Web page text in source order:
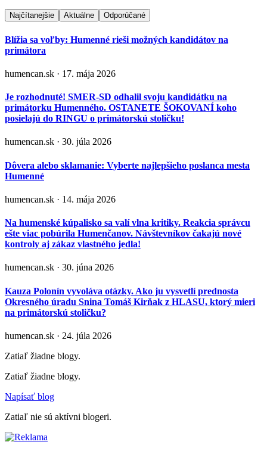
Najčítanejšie Aktuálne Odporúčané
Blížia sa voľby: Humenné rieši možných kandidátov na
primátora
humencan.sk · 17. mája 2026
Je rozhodnuté! SMER-SD odhalil svoju kandidátku na
primátorku Humenného. OSTANETE ŠOKOVANÍ koho
posielajú do RINGU o primátorskú stoličku!
humencan.sk · 30. júla 2026
Dôvera alebo sklamanie: Vyberte najlepšieho poslanca mesta
Humenné
humencan.sk · 14. mája 2026
Na humenské kúpalisko sa valí vlna kritiky. Reakcia správcu
ešte viac pobúrila Humenčanov. Návštevníkov čakajú nové
kontroly aj zákaz vlastného jedla!
humencan.sk · 30. júna 2026
Kauza Polonín vyvoláva otázky. Ako ju vysvetlí prednosta
Okresného úradu Snina Tomáš Kirňak z HLASU, ktorý mieri
na primátorskú stoličku?
humencan.sk · 24. júla 2026
Zatiaľ žiadne blogy.
Zatiaľ žiadne blogy.
Napísať blog
Zatiaľ nie sú aktívni blogeri.